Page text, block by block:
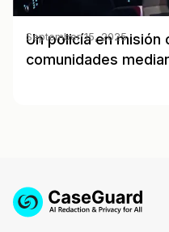
Un policía en misión
comunidades
September 15, 2025